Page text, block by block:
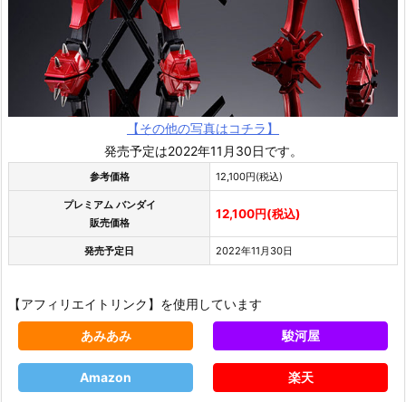
【その他の写真はコチラ】
発売予定は2022年11月30日です。
参考価格 12,100円(税込)
プレミアム バンダイ
販売価格
12,100円(税込)
発売予定日 2022年11月30日
【アフィリエイトリンク】を使用しています
あみあみ 駿河屋
Amazon 楽天